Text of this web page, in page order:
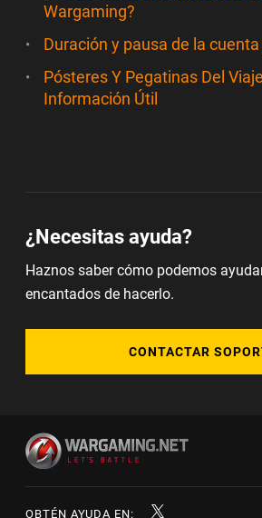
Wargaming?
Duración y pausa de la
Pósteres Y Pegatinas Del
Información Útil
¿Necesitas ayuda?
Haznos saber cómo podemos
encantados de hacerlo.
CONTACTAR
OBTÉN AYUDA EN: